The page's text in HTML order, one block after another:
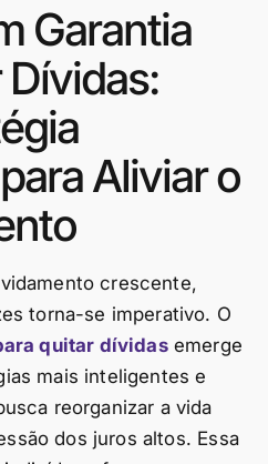
Garantia
Aliviar o
crescente,
torna-se imperativo. O
quitar dívidasemerge
mais inteligentes e
reorganizar a vida
dos juros altos. Essa